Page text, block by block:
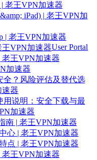
老王VPN加速器
iPad) | 老王VPN加
| 老王VPN加速器
王VPN加速器User Portal
王VPN加速器
加速器
全？风险评估及替代选
速器
用说明：安全下载与最
加速器
南 | 老王VPN加速器
心 | 老王VPN加速器
点 | 老王VPN加速器
王VPN加速器